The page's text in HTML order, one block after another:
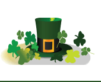
18 мистических